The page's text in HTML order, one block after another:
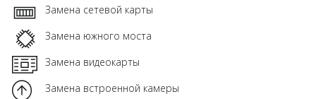
Замена сетевой карты
Замена южного моста
Замена видеокарты
Замена встроенной камеры